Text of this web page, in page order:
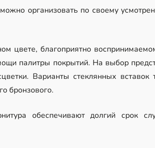
организовать по своему
цвете, благоприятно
палитры покрытий. На выбор
Варианты стеклянных вставок
бронзового.
обеспечивают долгий срок